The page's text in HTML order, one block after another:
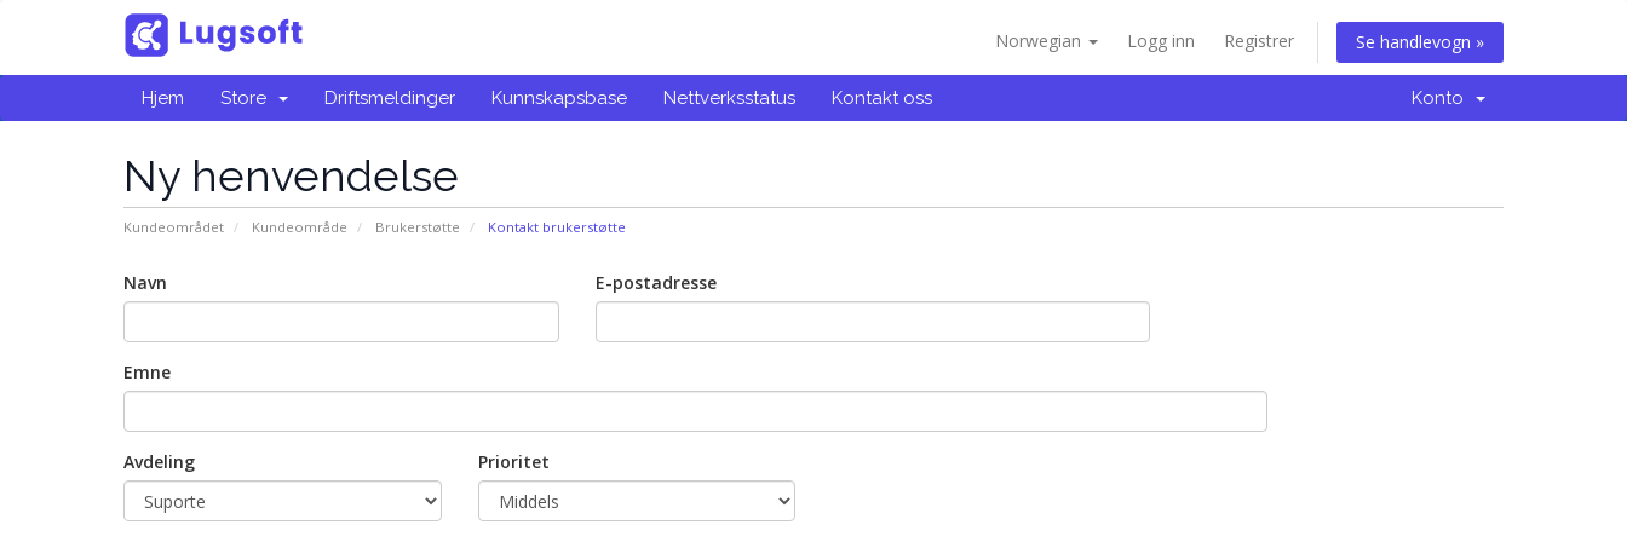
Norwegian Logg inn Registrer Se handlevogn »
Hjem Store Driftsmeldinger Kunnskapsbase Nettverksstatus Kontakt oss Konto
Ny henvendelse
Kundeområdet Kundeområde Brukerstøtte Kontakt brukerstøtte
Navn E-postadresse
Emne
Avdeling Prioritet